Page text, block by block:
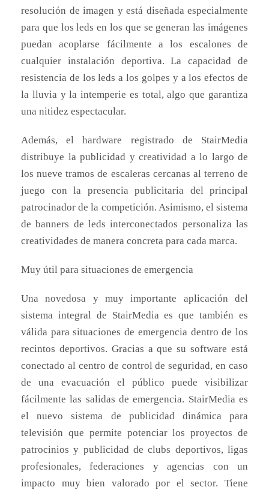
resolución de imagen y está diseñada especialmente
para que los leds en los que se generan las imágenes
puedan acoplarse fácilmente a los escalones de
cualquier instalación deportiva. La capacidad de
resistencia de los leds a los golpes y a los efectos de
la lluvia y la intemperie es total, algo que garantiza
una nitidez espectacular.
Además, el hardware registrado de StairMedia
distribuye la publicidad y creatividad a lo largo de
los nueve tramos de escaleras cercanas al terreno de
juego con la presencia publicitaria del principal
patrocinador de la competición. Asimismo, el sistema
de banners de leds interconectados personaliza las
creatividades de manera concreta para cada marca.
Muy útil para situaciones de emergencia
Una novedosa y muy importante aplicación del
sistema integral de StairMedia es que también es
válida para situaciones de emergencia dentro de los
recintos deportivos. Gracias a que su software está
conectado al centro de control de seguridad, en caso
de una evacuación el público puede visibilizar
fácilmente las salidas de emergencia. StairMedia es
el nuevo sistema de publicidad dinámica para
televisión que permite potenciar los proyectos de
patrocinios y publicidad de clubs deportivos, ligas
profesionales, federaciones y agencias con un
impacto muy bien valorado por el sector. Tiene